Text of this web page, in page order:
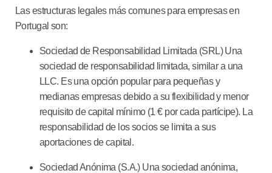
Las estructuras legales más comunes para empresas en
Portugal son:
Sociedad de Responsabilidad Limitada (SRL)Una
sociedad de responsabilidad limitada, similar a una
LLC. Es una opción popular para pequeñas y
medianas empresas debido a su flexibilidad y menor
requisito de capital mínimo (1 € por cada partícipe). La
responsabilidad de los socios se limita a sus
aportaciones de capital.
Sociedad Anónima (S.A.)Una sociedad anónima,